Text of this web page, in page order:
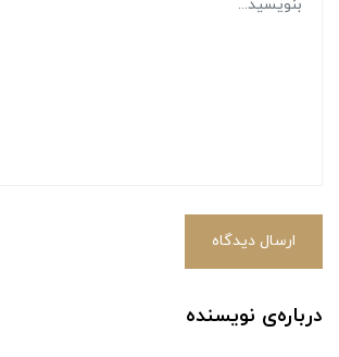
ارسال دیدگاه
درباره‌ی نویسنده